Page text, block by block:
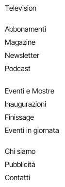
Television
Abbonamenti
Magazine
Newsletter
Podcast
Eventi e Mostre
Inaugurazioni
Finissage
Eventi in giornata
Chi siamo
Pubblicità
Contatti